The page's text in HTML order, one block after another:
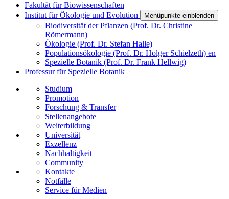
Fakultät für Biowissenschaften
Institut für Ökologie und Evolution
Menüpunkte einblenden
Biodiversität der Pflanzen (Prof. Dr. Christine
Römermann)
Ökologie (Prof. Dr. Stefan Halle)
Populationsökologie (Prof. Dr. Holger Schielzeth) en
Spezielle Botanik (Prof. Dr. Frank Hellwig)
Professur für Spezielle Botanik
Studium
Promotion
Forschung & Transfer
Stellenangebote
Weiterbildung
Universität
Exzellenz
Nachhaltigkeit
Community
Kontakte
Notfälle
Service für Medien